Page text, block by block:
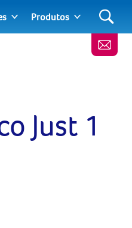
Produtos
Just 1